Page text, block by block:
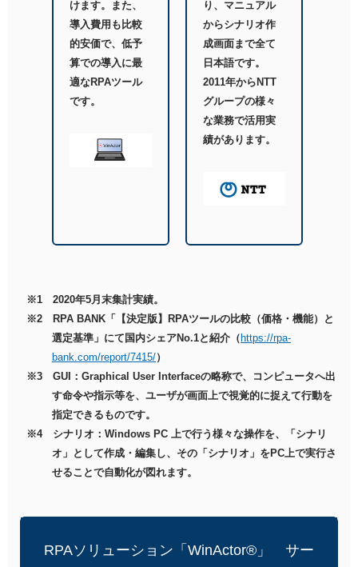
けます。また、
導入費用も比較
的安価で、低予
算での導入に最
適なRPAツール
です。
り、マニュアル
からシナリオ作
成画面まで全て
日本語です。
2011年からNTT
グループの様々
な業務で活用実
績があります。
※1 2020年5月末集計実績。
※2 RPA BANK「【決定版】RPAツールの比較（価格・機能）と
選定基準」にて国内シェアNo.1と紹介（https://rpa-
bank.com/report/7415/）
※3 GUI：Graphical User Interfaceの略称で、コンピュータへ出
す命令や指示等を、ユーザが画面上で視覚的に捉えて行動を
指定できるものです。
※4 シナリオ：Windows PC 上で行う様々な操作を、「シナリ
オ」として作成・編集し、その「シナリオ」をPC上で実行さ
せることで自動化が図れます。
RPAソリューション「WinActor®」 サー